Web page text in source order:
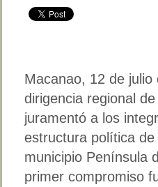
Macanao, 12 de julio
dirigencia regional
juramentó a los
estructura política
municipio Península
primer compromiso